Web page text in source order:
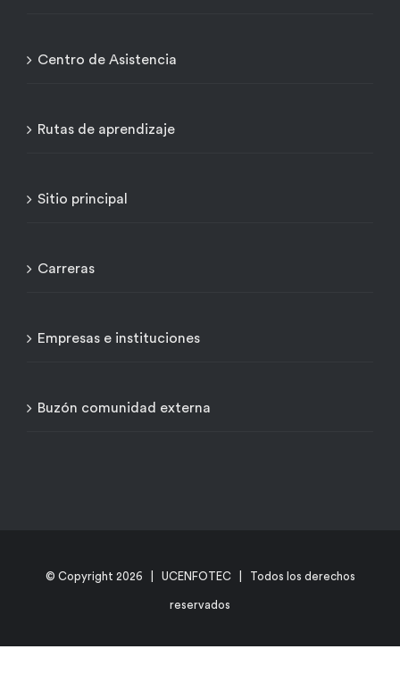
Centro de Asistencia
Rutas de aprendizaje
Sitio principal
Carreras
Empresas e instituciones
Buzón comunidad externa
© Copyright 2026 | UCENFOTEC | Todos los derechos
reservados